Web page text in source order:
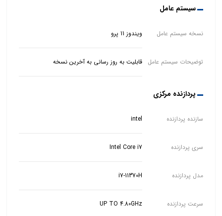
سیستم عامل
نسخه سیستم عامل ویندوز 11 پرو
توضیحات سیستم عامل قابلیت به روز رسانی به آخرین نسخه
پردازنده مرکزی
سازنده پردازنده intel
سری پردازنده Intel Core i7
مدل پردازنده i7-11370H
سرعت پردازنده UP TO 4.80GHz